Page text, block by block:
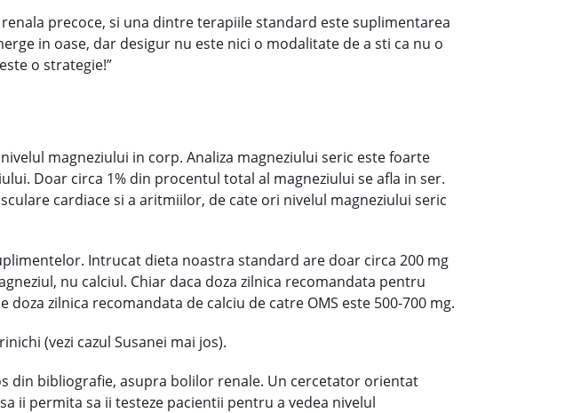
precoce, si una dintre terapiile standard este suplimentarea
in oase, dar desigur nu este nici o modalitate de a sti ca nu o
o strategie!”
magneziului in corp. Analiza magneziului seric este foarte
Doar circa 1% din procentul total al magneziului se afla in ser.
cardiace si a aritmiilor, de cate ori nivelul magneziului seric
Intrucat dieta noastra standard are doar circa 200 mg
nu calciul. Chiar daca doza zilnica recomandata pentru
zilnica recomandata de calciu de catre OMS este 500-700 mg.
(vezi cazul Susanei mai jos).
din bibliografie, asupra bolilor renale. Un cercetator orientat
ii permita sa ii testeze pacientii pentru a vedea nivelul